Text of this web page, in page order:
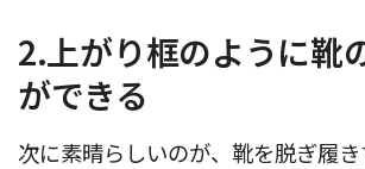
2.上がり框のように靴
ができる
次に素晴らしいのが、靴を脱ぎ履き